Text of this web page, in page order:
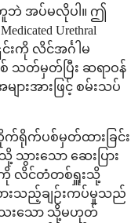
တူဘဲ အပ်မလိုပါ။ ဤ
Urethral
င်းကို လိင်အင်္ဂါမ
တ်မှတ်ပြီး ဆရာဝန်
ျားအားဖြင့် စမ်းသပ်
ရိုက်ပစ်မှတ်ထားခြင်း
ားသော ဆေးပြား
းကို လိင်တံတစ်ရှူးသို့
းသည့်ချဉ်းကပ်မှုသည်
ရှိသေးသော သို့မဟုတ်